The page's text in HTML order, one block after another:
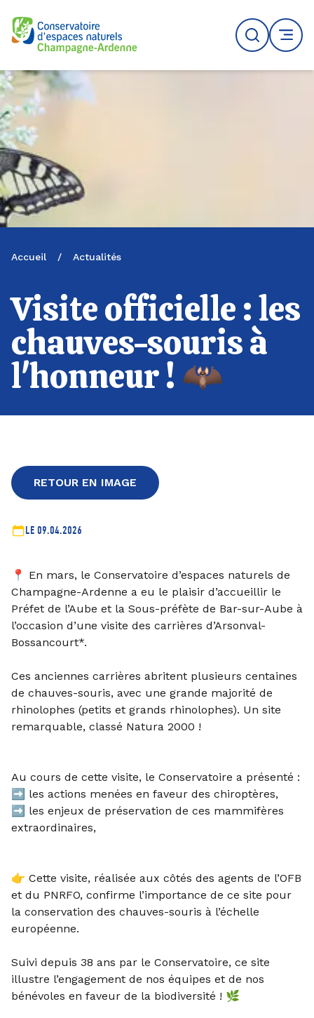
Logo du CENCA
Recherche
MENU
Accueil / Actualités
Visite officielle : les
chauves-souris à
l'honneur ! 🦇
RETOUR EN IMAGE
LE 09.04.2026
📍 En mars, le Conservatoire d’espaces naturels de
Champagne-Ardenne a eu le plaisir d’accueillir le
Préfet de l’Aube et la Sous-préfète de Bar-sur-Aube à
l’occasion d’une visite des carrières d’Arsonval-
Bossancourt*.
Ces anciennes carrières abritent plusieurs centaines
de chauves-souris, avec une grande majorité de
rhinolophes (petits et grands rhinolophes). Un site
remarquable, classé Natura 2000 !
Au cours de cette visite, le Conservatoire a présenté :
➡️ les actions menées en faveur des chiroptères,
➡️ les enjeux de préservation de ces mammifères
extraordinaires,
👉 Cette visite, réalisée aux côtés des agents de l’OFB
et du PNRFO, confirme l’importance de ce site pour
la conservation des chauves-souris à l’échelle
européenne.
Suivi depuis 38 ans par le Conservatoire, ce site
illustre l’engagement de nos équipes et de nos
bénévoles en faveur de la biodiversité ! 🌿